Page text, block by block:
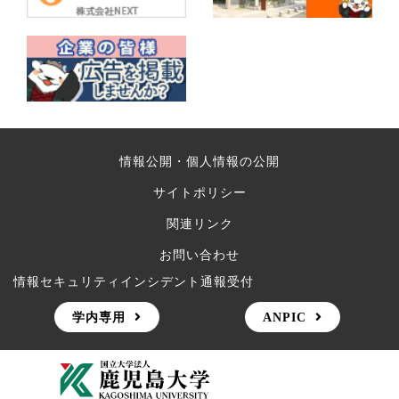
情報公開・個人情報の公開
サイトポリシー
関連リンク
お問い合わせ
情報セキュリティインシデント通報受付
学内専用 ANPIC